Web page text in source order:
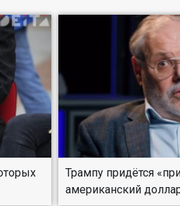
Трампу придётся
американский